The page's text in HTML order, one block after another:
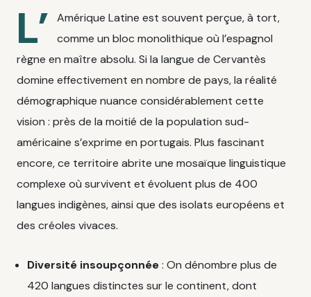
L’
Amérique Latine est souvent perçue, à tort,
comme un bloc monolithique où l’espagnol
règne en maître absolu. Si la langue de Cervantès
domine effectivement en nombre de pays, la réalité
démographique nuance considérablement cette
vision : près de la moitié de la population sud-
américaine s’exprime en portugais. Plus fascinant
encore, ce territoire abrite une mosaïque linguistique
complexe où survivent et évoluent plus de 400
langues indigènes, ainsi que des isolats européens et
des créoles vivaces.
Diversité insoupçonnée: On dénombre plus de
420 langues distinctes sur le continent, dont